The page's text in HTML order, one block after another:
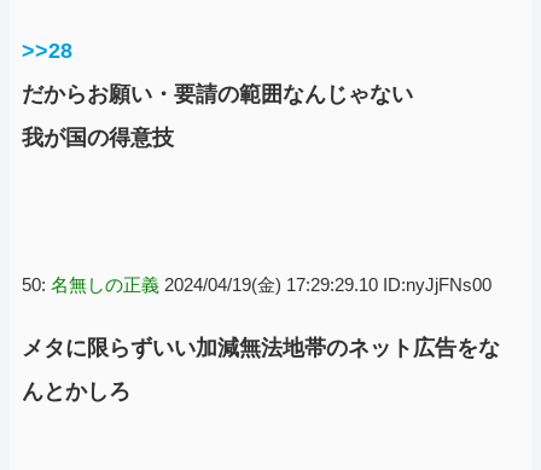
>>28
だからお願い・要請の範囲なんじゃない
我が国の得意技
50: 名無しの正義 2024/04/19(金) 17:29:29.10 ID:nyJjFNs00
メタに限らずいい加減無法地帯のネット広告をな
んとかしろ